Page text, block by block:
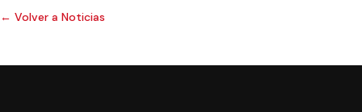
← Volver a Noticias